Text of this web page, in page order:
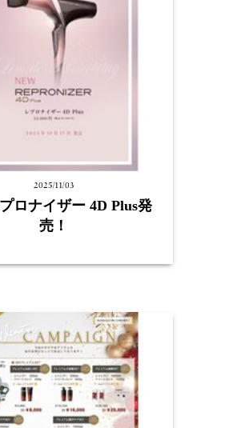
2025/11/03
ロナイザー 4D Plus発
売！